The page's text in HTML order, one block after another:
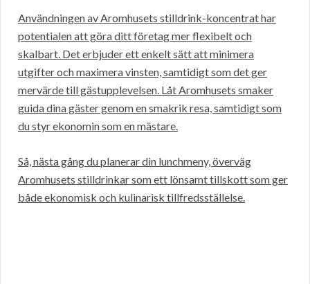
Användningen av Aromhusets stilldrink-koncentrat har
potentialen att göra ditt företag mer flexibelt och
skalbart. Det erbjuder ett enkelt sätt att minimera
utgifter och maximera vinsten, samtidigt som det ger
mervärde till gästupplevelsen. Låt Aromhusets smaker
guida dina gäster genom en smakrik resa, samtidigt som
du styr ekonomin som en mästare.
Så, nästa gång du planerar din lunchmeny, överväg
Aromhusets stilldrinkar som ett lönsamt tillskott som ger
både ekonomisk och kulinarisk tillfredsställelse.